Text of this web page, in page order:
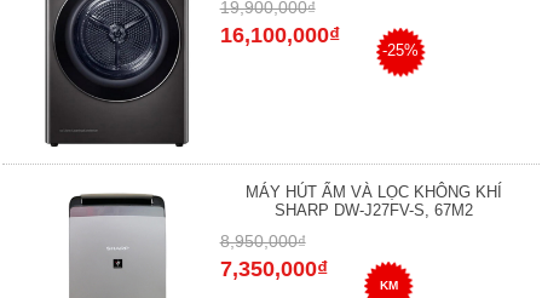
19,900,000₫
16,100,000₫
-25%
MÁY HÚT ẨM VÀ LỌC KHÔNG KHÍ
SHARP DW-J27FV-S, 67M2
8,950,000₫
7,350,000₫
KM